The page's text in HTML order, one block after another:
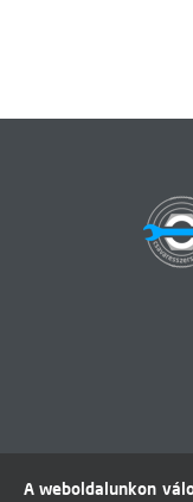
A weboldalunkon